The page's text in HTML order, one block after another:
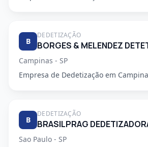
B
DEDETIZAÇÃO
BORGES & MELENDEZ
Campinas - SP
Empresa de Dedetização em
B
DEDETIZAÇÃO
BRASILPRAG
Sao Paulo - SP